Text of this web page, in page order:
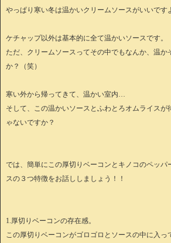
やっぱり寒い冬は温かいクリームソースがいいです
ケチャップ以外は基本的に全て温かいソースです。
ただ、クリームソースってその中でもなんか、温か
か？（笑）
寒い外から帰ってきて、温かい室内…
そして、この温かいソースとふわとろオムライスが
ゃないですか？
では、簡単にこの厚切りベーコンとキノコのペッパ
スの３つ特徴をお話ししましょう！！
1.厚切りベーコンの存在感。
この厚切りベーコンがゴロゴロとソースの中に入っ